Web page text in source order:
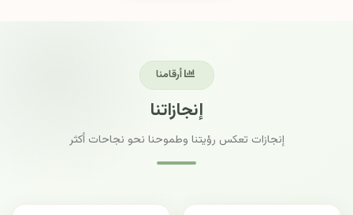
أرقامنا
إنجازاتنا
إنجازات تعكس رؤيتنا وطموحنا نحو نجاحات أكثر